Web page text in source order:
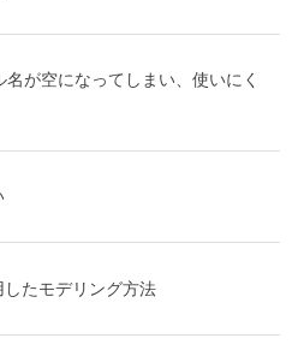
が空になってしまい、使いにく
たモデリング方法